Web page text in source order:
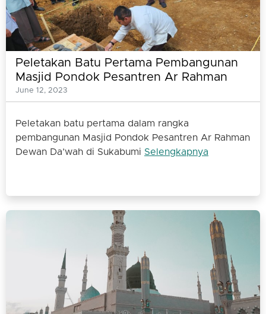
Peletakan Batu Pertama Pembangunan
Masjid Pondok Pesantren Ar Rahman
Dewan Dakwah Sukabumi Selesai
Dilakukan
June 12, 2023
Peletakan batu pertama dalam rangka
pembangunan Masjid Pondok Pesantren Ar Rahman
Dewan Da’wah di Sukabumi Selengkapnya